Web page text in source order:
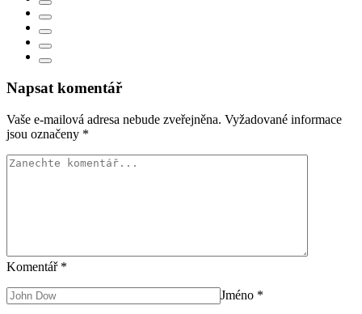
Napsat komentář
Vaše e-mailová adresa nebude zveřejněna. Vyžadované informace
jsou označeny *
Komentář *
Jméno *